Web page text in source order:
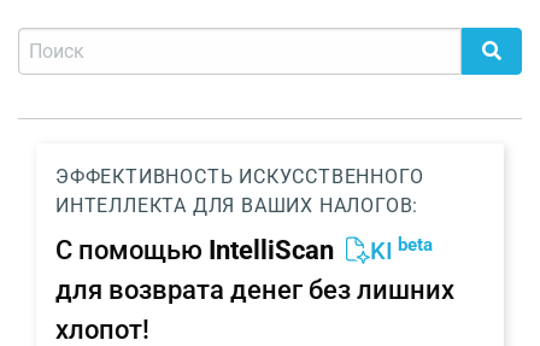
ЭФФЕКТИВНОСТЬ ИСКУССТВЕННОГО
ИНТЕЛЛЕКТА ДЛЯ ВАШИХ НАЛОГОВ:
С помощью IntelliScan KI beta
для возврата денег без лишних
хлопот!